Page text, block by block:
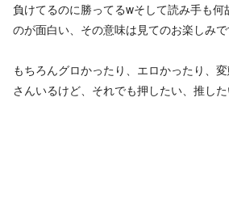
負けてるのに勝ってるwそして読み手も
のが面白い、その意味は見てのお楽しみで
もちろんグロかったり、エロかったり、
さんいるけど、それでも押したい、推し